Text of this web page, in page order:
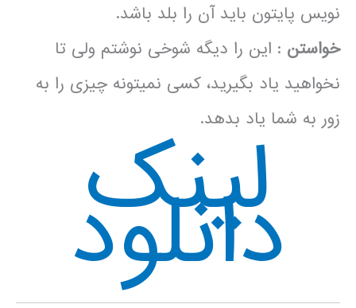
نویس پایتون باید آن را بلد باشد.
خواستن : این را دیگه شوخی نوشتم ولی تا
نخواهید یاد بگیرید، کسی نمیتونه چیزی را به
زور به شما یاد بدهد.لینک
دانلود